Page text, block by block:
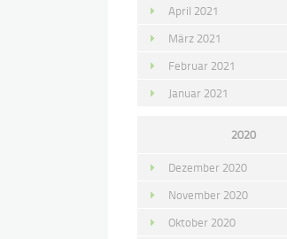
April 2021
März 2021
Februar 2021
Januar 2021
2020
Dezember 2020
November 2020
Oktober 2020